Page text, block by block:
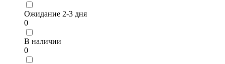
Ожидание 2-3 дня
0
В наличии
0